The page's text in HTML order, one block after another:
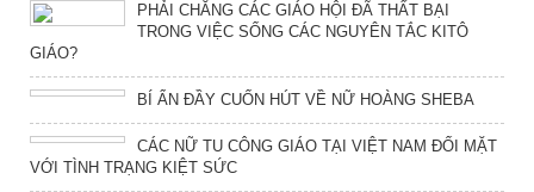
PHẢI CHĂNG CÁC GIÁO HỘI ĐÃ THẤT BẠI
TRONG VIỆC SỐNG CÁC NGUYÊN TẮC KITÔ
GIÁO?
BÍ ẨN ĐẦY CUỐN HÚT VỀ NỮ HOÀNG SHEBA
CÁC NỮ TU CÔNG GIÁO TẠI VIỆT NAM ĐỐI MẶT
VỚI TÌNH TRẠNG KIỆT SỨC